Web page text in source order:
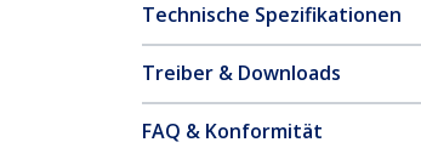
Technische Spezifikationen
Treiber & Downloads
FAQ & Konformität